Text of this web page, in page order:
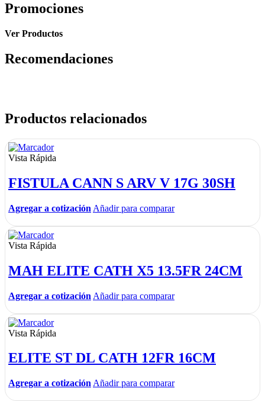
Promociones
Ver Productos
Recomendaciones
Productos relacionados
Vista Rápida
FISTULA CANN S ARV V 17G 30SH
Agregar a cotización Añadir para comparar
Vista Rápida
MAH ELITE CATH X5 13.5FR 24CM
Agregar a cotización Añadir para comparar
Vista Rápida
ELITE ST DL CATH 12FR 16CM
Agregar a cotización Añadir para comparar